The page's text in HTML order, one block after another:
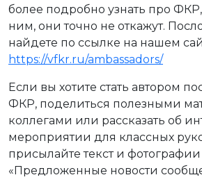
более подробно узнать про
ним, они точно не откажут.
найдете по ссылке на нашем
https://vfkr.ru/ambassadors/
Если вы хотите стать автором
ФКР, поделиться полезными
коллегами или рассказать об
мероприятии для классных
присылайте текст и фотографии
«Предложенные новости